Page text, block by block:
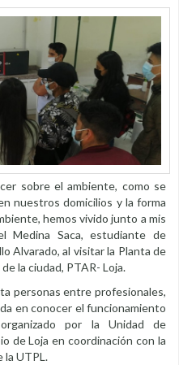
sobre el ambiente, como se
nuestros domicilios y la forma
hemos vivido junto a mis
Medina Saca, estudiante de
Alvarado, al visitar la Planta de
la ciudad, PTAR- Loja.
personas entre profesionales,
en conocer el funcionamiento
por la Unidad de
de Loja en coordinación con la
la UTPL.